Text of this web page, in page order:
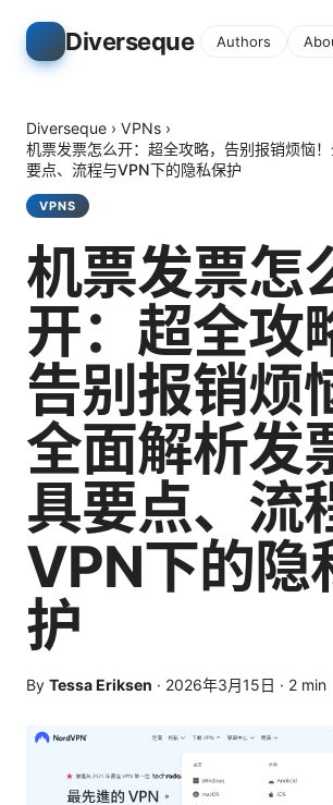
Diverseque Authors
Diverseque › VPNs ›
机票发票怎么开：超全攻略，告别报销烦恼
要点、流程与VPN下的隐私保护
VPNS
机票发票怎
开：超全攻
告别报销烦
全面解析发
具要点、流
VPN下的隐
护
By Tessa Eriksen · 2026年3月15日 · 2 min